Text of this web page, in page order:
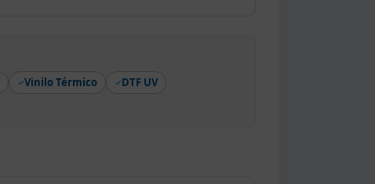
Vinilo Térmico
DTF UV